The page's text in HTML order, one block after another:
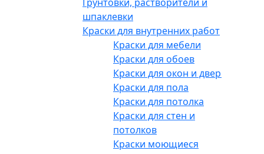
Грунтовки, растворители и
шпаклевки
Краски для внутренних работ
Краски для мебели
Краски для обоев
Краски для окон и дверей
Краски для пола
Краски для потолка
Краски для стен и
потолков
Краски моющиеся